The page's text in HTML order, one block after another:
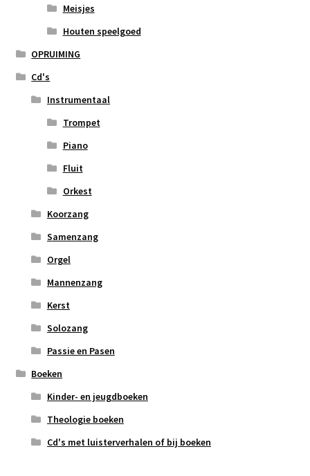
Meisjes
Houten speelgoed
OPRUIMING
Cd's
Instrumentaal
Trompet
Piano
Fluit
Orkest
Koorzang
Samenzang
Orgel
Mannenzang
Kerst
Solozang
Passie en Pasen
Boeken
Kinder- en jeugdboeken
Theologie boeken
Cd's met luisterverhalen of bij boeken